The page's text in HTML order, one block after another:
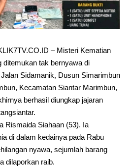
– Misteri Kematian
ditemukan tak bernyawa di
Sidamanik, Dusun Simarimbun
Kecamatan Siantar Marimbun,
berhasil diungkap jajaran
Rismaida Siahaan (53). Ia
di dalam kedainya pada Rabu
nyawa, sejumlah barang
dilaporkan raib.